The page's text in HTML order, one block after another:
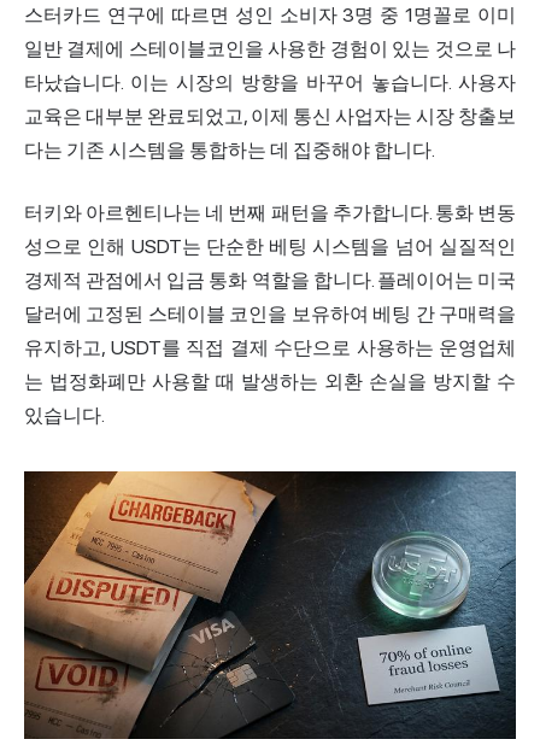
스터카드 연구에 따르면 성인 소비자 3명 중 1명꼴로 이미
일반 결제에 스테이블코인을 사용한 경험이 있는 것으로 나
타났습니다. 이는 시장의 방향을 바꾸어 놓습니다. 사용자
교육은 대부분 완료되었고, 이제 통신 사업자는 시장 창출보
다는 기존 시스템을 통합하는 데 집중해야 합니다.
터키와 아르헨티나는 네 번째 패턴을 추가합니다. 통화 변동
성으로 인해 USDT는 단순한 베팅 시스템을 넘어 실질적인
경제적 관점에서 입금 통화 역할을 합니다. 플레이어는 미국
달러에 고정된 스테이블 코인을 보유하여 베팅 간 구매력을
유지하고, USDT를 직접 결제 수단으로 사용하는 운영업체
는 법정화폐만 사용할 때 발생하는 외환 손실을 방지할 수
있습니다.